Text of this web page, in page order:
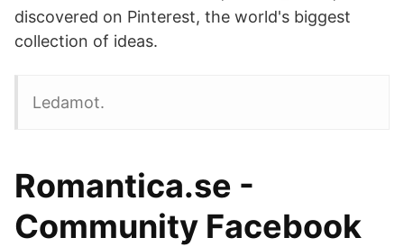
discovered on Pinterest, the world's biggest
collection of ideas.
Ledamot.
Romantica.se -
Community Facebook